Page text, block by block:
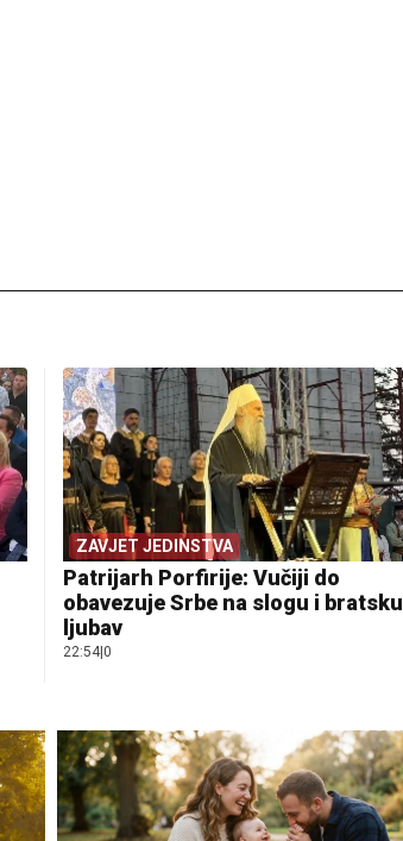
ZAVJET JEDINSTVA
Patrijarh Porfirije: Vučiji do
obavezuje Srbe na slogu i bratsku
ljubav
22:54| 0